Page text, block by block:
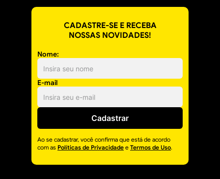
CADASTRE-SE E RECEBA
NOSSAS NOVIDADES!
Nome:
E-mail
Cadastrar
Ao se cadastrar, você confirma que está de acordo
com as Políticas de Privacidade e Termos de Uso.